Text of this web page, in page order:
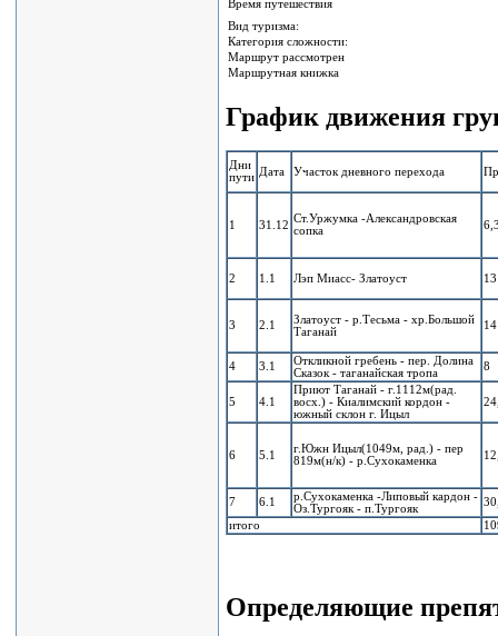
Время путешествия
Вид туризма:
Категория сложности:
Маршрут рассмотрен
Маршрутная книжка
График движения
Дни
пути Дата Участок дневного перехода
1 31.12
Ст.Уржумка -Александровская
сопка
2 1.1 Лэп Миасс- Златоуст 13
3 2.1
Златоуст - р.Тесьма - хр.Большой
Таганай
14
4 3.1
Откликной гребень - пер. Долина
Сказок - таганайская тропа
8
5 4.1
Приют Таганай - г.1112м(рад.
восх.) - Киалимский кордон -
южный склон г. Ицыл
6 5.1
г.Южн Ицыл(1049м, рад.) - пер
819м(н/к) - р.Сухокаменка
7 6.1
р.Сухокаменка -Липовый кардон -
Оз.Тургояк - п.Тургояк
итого
Определяющие